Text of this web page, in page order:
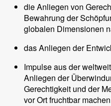
die Anliegen von
Bewahrung der
globalen Dimensionen
das Anliegen der
Impulse aus der
Anliegen der
Gerechtigkeit und der
vor Ort fruchtbar